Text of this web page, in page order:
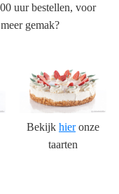
uur bestellen, voor
gemak?
Bekijk hier onze
taarten